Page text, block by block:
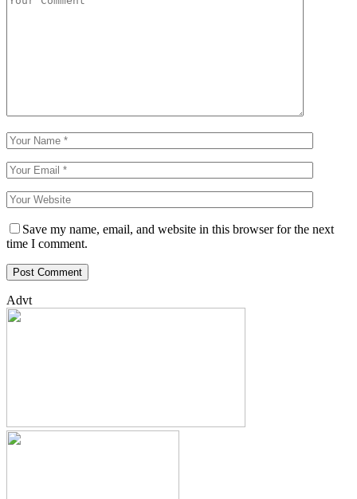
Save my name, email, and website in this browser for the next
time I comment.
Advt